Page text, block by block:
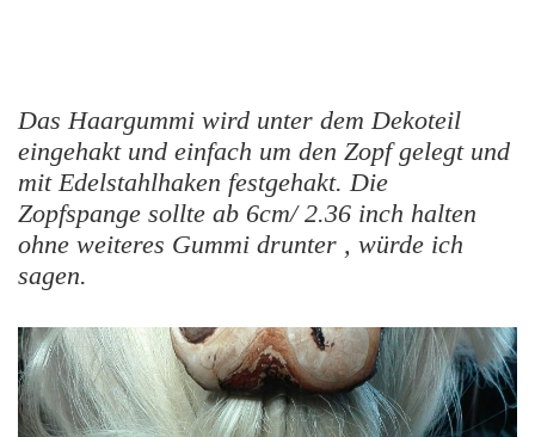
Das Haargummi wird unter dem Dekoteil
eingehakt und einfach um den Zopf gelegt und
mit Edelstahlhaken festgehakt. Die
Zopfspange sollte ab 6cm/ 2.36 inch halten
ohne weiteres Gummi drunter , würde ich
sagen.